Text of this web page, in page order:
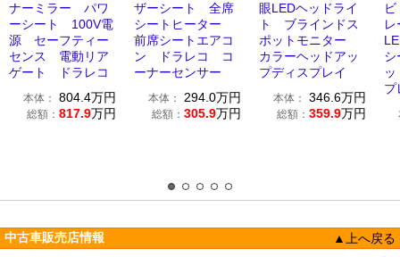
ナーミラー パワ
ーシート 100V電
源 セーフティー
センス 電動リア
ゲート ドラレコ
本体： 804.4万円
総額： 817.9万円
ザーシート 全席
シートヒーター
前席シートエアコ
ン ドラレコ コ
ーナーセンサー
本体： 294.0万円
総額： 305.9万円
眼LEDヘッドライ
ト ブラインドス
ポットモニター
カラーヘッドアッ
プディスプレイ
本体： 346.6万円
総額： 359.9万円
プ
中古車販売店情報
▲上へ戻る